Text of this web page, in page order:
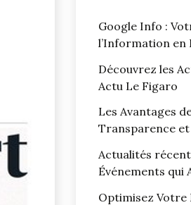
Google Info :
l’Information en
Découvrez les
Actu Le Figaro
Les Avantages
Transparence
Actualités
Événements qui
Optimisez Votre